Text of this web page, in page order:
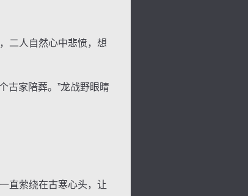
二人自然心中悲愤，想
古家陪葬。”龙战野眼睛
直萦绕在古寒心头，让